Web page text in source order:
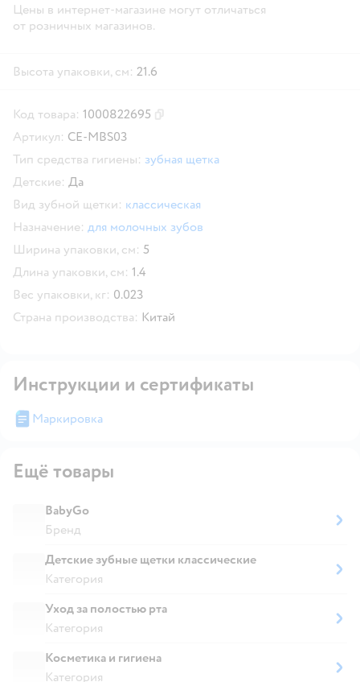
Цены в интернет-магазине могут отличаться
от розничных магазинов.
Высота упаковки, см: 21.6
Код товара: 1000822695
Артикул: CE-MBS03
Тип средства гигиены: зубная щетка
Детские: Да
Вид зубной щетки: классическая
Назначение: для молочных зубов
Ширина упаковки, см: 5
Длина упаковки, см: 1.4
Вес упаковки, кг: 0.023
Страна производства: Китай
Инструкции и сертификаты
Маркировка
Ещё товары
BabyGo
Бренд
Детские зубные щетки классические
Категория
Уход за полостью рта
Категория
Косметика и гигиена
Категория